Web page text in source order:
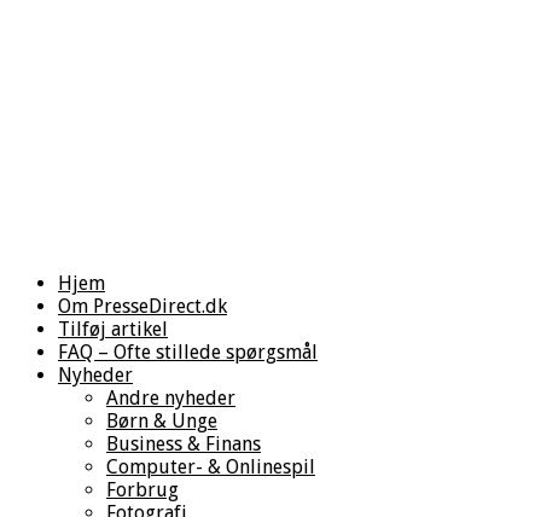
Hjem
Om PresseDirect.dk
Tilføj artikel
FAQ – Ofte stillede spørgsmål
Nyheder
Andre nyheder
Børn & Unge
Business & Finans
Computer- & Onlinespil
Forbrug